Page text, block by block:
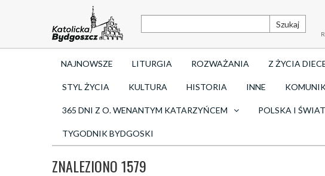
Szukaj
NAJNOWSZE LITURGIA ROZWAŻANIA Z ŻYCIA
STYL ŻYCIA KULTURA HISTORIA INNE
365 DNI Z O. WENANTYM KATARZYŃCEM POLSKA I ŚWIAT
TYGODNIK BYDGOSKI
ZNALEZIONO 1579